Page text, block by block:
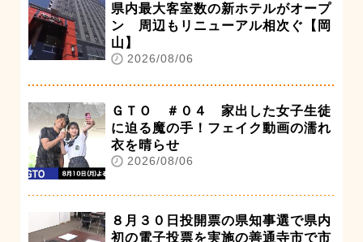
県内最大客室数の新ホテルがオープ
ン 周辺もリニューアル相次ぐ【岡
山】
2026/08/06
ＧＴＯ ＃０４ 家出した女子生徒
に迫る魔の手！フェイク動画の濡れ
衣を晴らせ
2026/08/06
８月３０日投開票の県知事選で県内
初の電子投票を実施の善通寺市で市